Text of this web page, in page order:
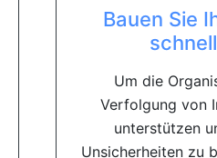
Bauen Sie
Um die
Verfolgung von
unterstützen
Unsicherheiten zu